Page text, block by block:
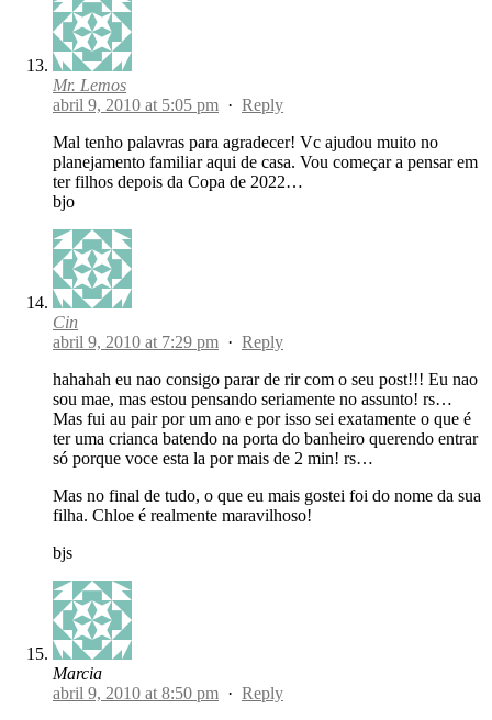
Mr. Lemos
abril 9, 2010 at 5:05 pm · Reply
Mal tenho palavras para agradecer! Vc ajudou muito no
planejamento familiar aqui de casa. Vou começar a pensar em
ter filhos depois da Copa de 2022…
bjo
Cin
abril 9, 2010 at 7:29 pm · Reply
hahahah eu nao consigo parar de rir com o seu post!!! Eu nao
sou mae, mas estou pensando seriamente no assunto! rs…
Mas fui au pair por um ano e por isso sei exatamente o que é
ter uma crianca batendo na porta do banheiro querendo entrar
só porque voce esta la por mais de 2 min! rs…
Mas no final de tudo, o que eu mais gostei foi do nome da sua
filha. Chloe é realmente maravilhoso!
bjs
Marcia
abril 9, 2010 at 8:50 pm · Reply